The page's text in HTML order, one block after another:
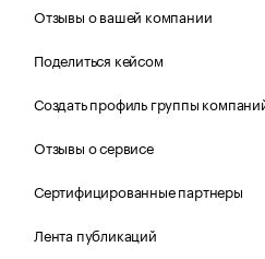
Отзывы о вашей компании
Поделиться кейсом
Создать профиль группы
Отзывы о сервисе
Сертифицированные партнеры
Лента публикаций